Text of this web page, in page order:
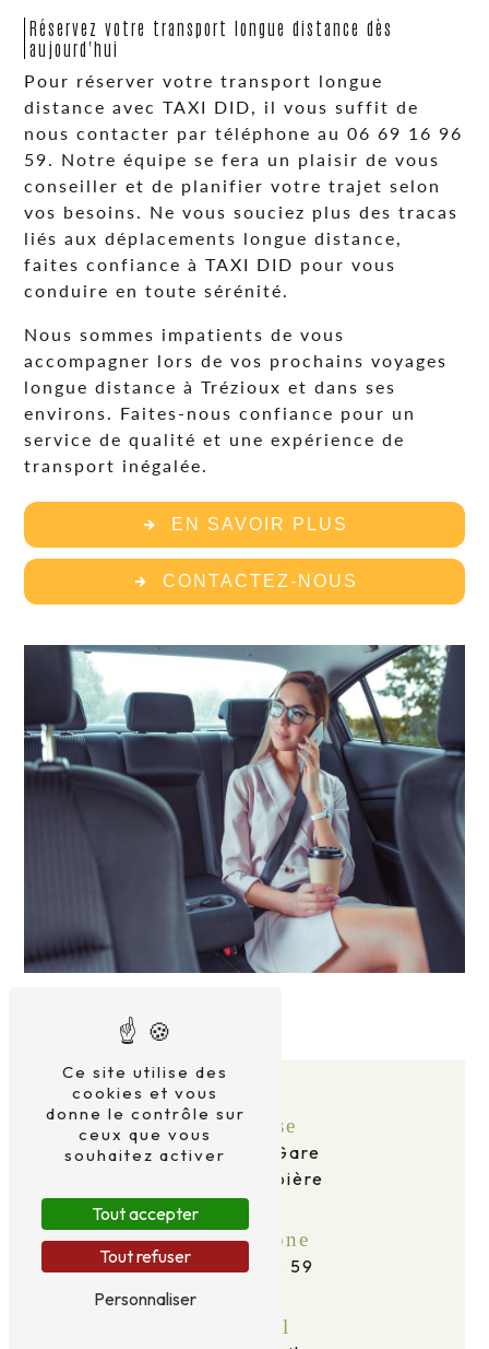
Réservez votre transport longue distance dès
aujourd'hui
Pour réserver votre transport longue
distance avec TAXI DID, il vous suffit de
nous contacter par téléphone au 06 69 16 96
59. Notre équipe se fera un plaisir de vous
conseiller et de planifier votre trajet selon
vos besoins. Ne vous souciez plus des tracas
liés aux déplacements longue distance,
faites confiance à TAXI DID pour vous
conduire en toute sérénité.
Nous sommes impatients de vous
accompagner lors de vos prochains voyages
longue distance à Trézioux et dans ses
environs. Faites-nous confiance pour un
service de qualité et une expérience de
transport inégalée.
EN SAVOIR PLUS
CONTACTEZ-NOUS
Adresse
2 Av. de la Gare
63120 Courpière
Téléphone
06 69 16 96 59
E-mail
Ce site utilise des
cookies et vous
donne le contrôle sur
ceux que vous
souhaitez activer
Tout accepter
Tout refuser
Personnaliser